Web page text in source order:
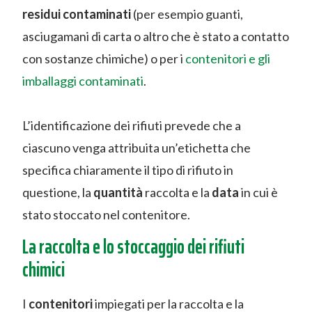
residui contaminati(per esempio guanti,
asciugamani di carta o altro che è stato a contatto
con sostanze chimiche) o per i contenitori e gli
imballaggi contaminati.
L’identificazione dei rifiuti prevede che a
ciascuno venga attribuita un’etichetta che
specifica chiaramente il tipo di rifiuto in
questione, la quantità raccolta e la datain cui è
stato stoccato nel contenitore.
La raccolta e lo stoccaggio dei rifiuti
chimici
I contenitoriimpiegati per la raccolta e la